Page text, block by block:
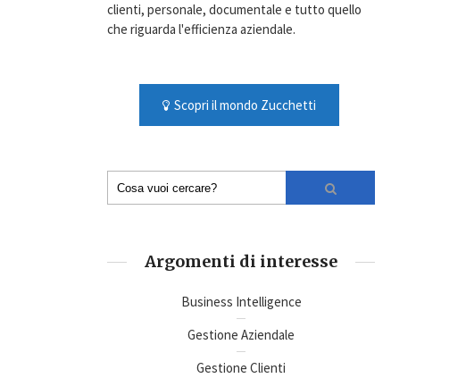
clienti, personale, documentale e tutto quello
che riguarda l'efficienza aziendale.
Scopri il mondo Zucchetti
Argomenti di interesse
Business Intelligence
Gestione Aziendale
Gestione Clienti